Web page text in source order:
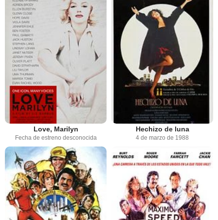
Love, Marilyn
Fecha de estreno desconocida
Hechizo de luna
4 de marzo de 1988